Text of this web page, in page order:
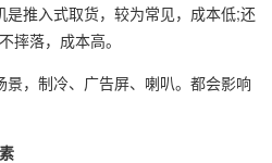
推入式取货，较为常见，成本低;还
摔落，成本高。
，制冷、广告屏、喇叭。都会影响